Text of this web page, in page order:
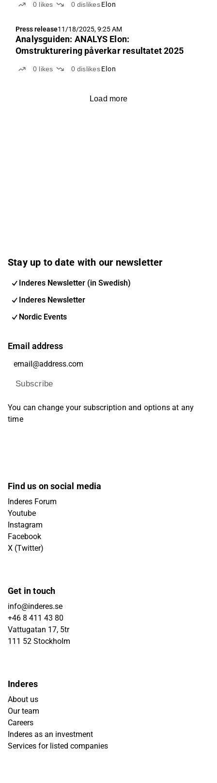
kraftigt till –93 Mkr i nettoresultat. Elons nye VD
lönsamheten...
0 likes 0 dislikes Elon
Press release11/18/2025, 9:25 AM
Analysguiden: ANALYS Elon:
Omstrukturering påverkar resultatet 2025
0 likes 0 dislikes Elon
Load more
Stay up to date with our newsletter
Inderes Newsletter (in Swedish)
Inderes Newsletter
Nordic Events
Email address
Subscribe
You can change your subscription and options at any
time
Find us on social media
Inderes Forum
Youtube
Instagram
Facebook
X (Twitter)
Get in touch
info@inderes.se
+46 8 411 43 80
Vattugatan 17, 5tr
111 52 Stockholm
Inderes
About us
Our team
Careers
Inderes as an investment
Services for listed companies